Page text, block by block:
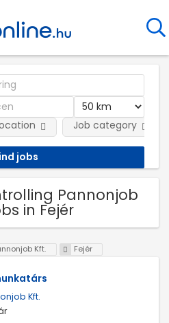
Job category
Pannonjob
in Fejér
Kft. Fejér
Kft.